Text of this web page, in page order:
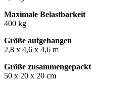
Maximale Belastbarkeit
400 kg
Größe aufgehangen
2,8 x 4,6 x 4,6 m
Größe zusammengepackt
50 x 20 x 20 cm